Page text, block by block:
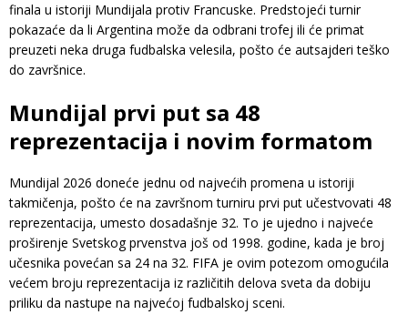
finala u istoriji Mundijala protiv Francuske. Predstojeći turnir
pokazaće da li Argentina može da odbrani trofej ili će primat
preuzeti neka druga fudbalska velesila, pošto će autsajderi teško
do završnice.
Mundijal prvi put sa 48
reprezentacija i novim formatom
Mundijal 2026 doneće jednu od najvećih promena u istoriji
takmičenja, pošto će na završnom turniru prvi put učestvovati 48
reprezentacija, umesto dosadašnje 32. To je ujedno i najveće
proširenje Svetskog prvenstva još od 1998. godine, kada je broj
učesnika povećan sa 24 na 32. FIFA je ovim potezom omogućila
većem broju reprezentacija iz različitih delova sveta da dobiju
priliku da nastupe na najvećoj fudbalskoj sceni.